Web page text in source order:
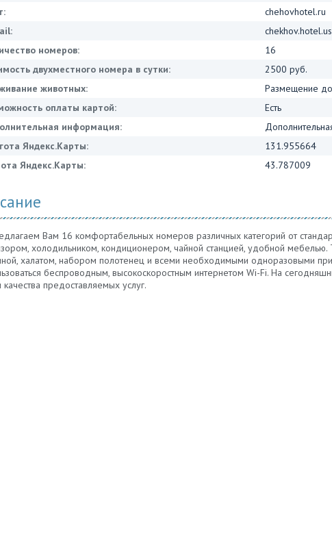
chehovhotel.ru
номеров:
16
двухместного номера в сутки:
2500 руб.
животных:
Размещение
оплаты картой:
Есть
информация:
Яндекс.Карты:
131.955664
Яндекс.Карты:
43.787009
Вам 16 комфортабельных номеров различных категорий от
холодильником, кондиционером, чайной станцией, удобной
халатом, набором полотенец и всеми необходимыми одноразовыми
беспроводным, высокоскоростным интернетом Wi-Fi. На
предоставляемых услуг.